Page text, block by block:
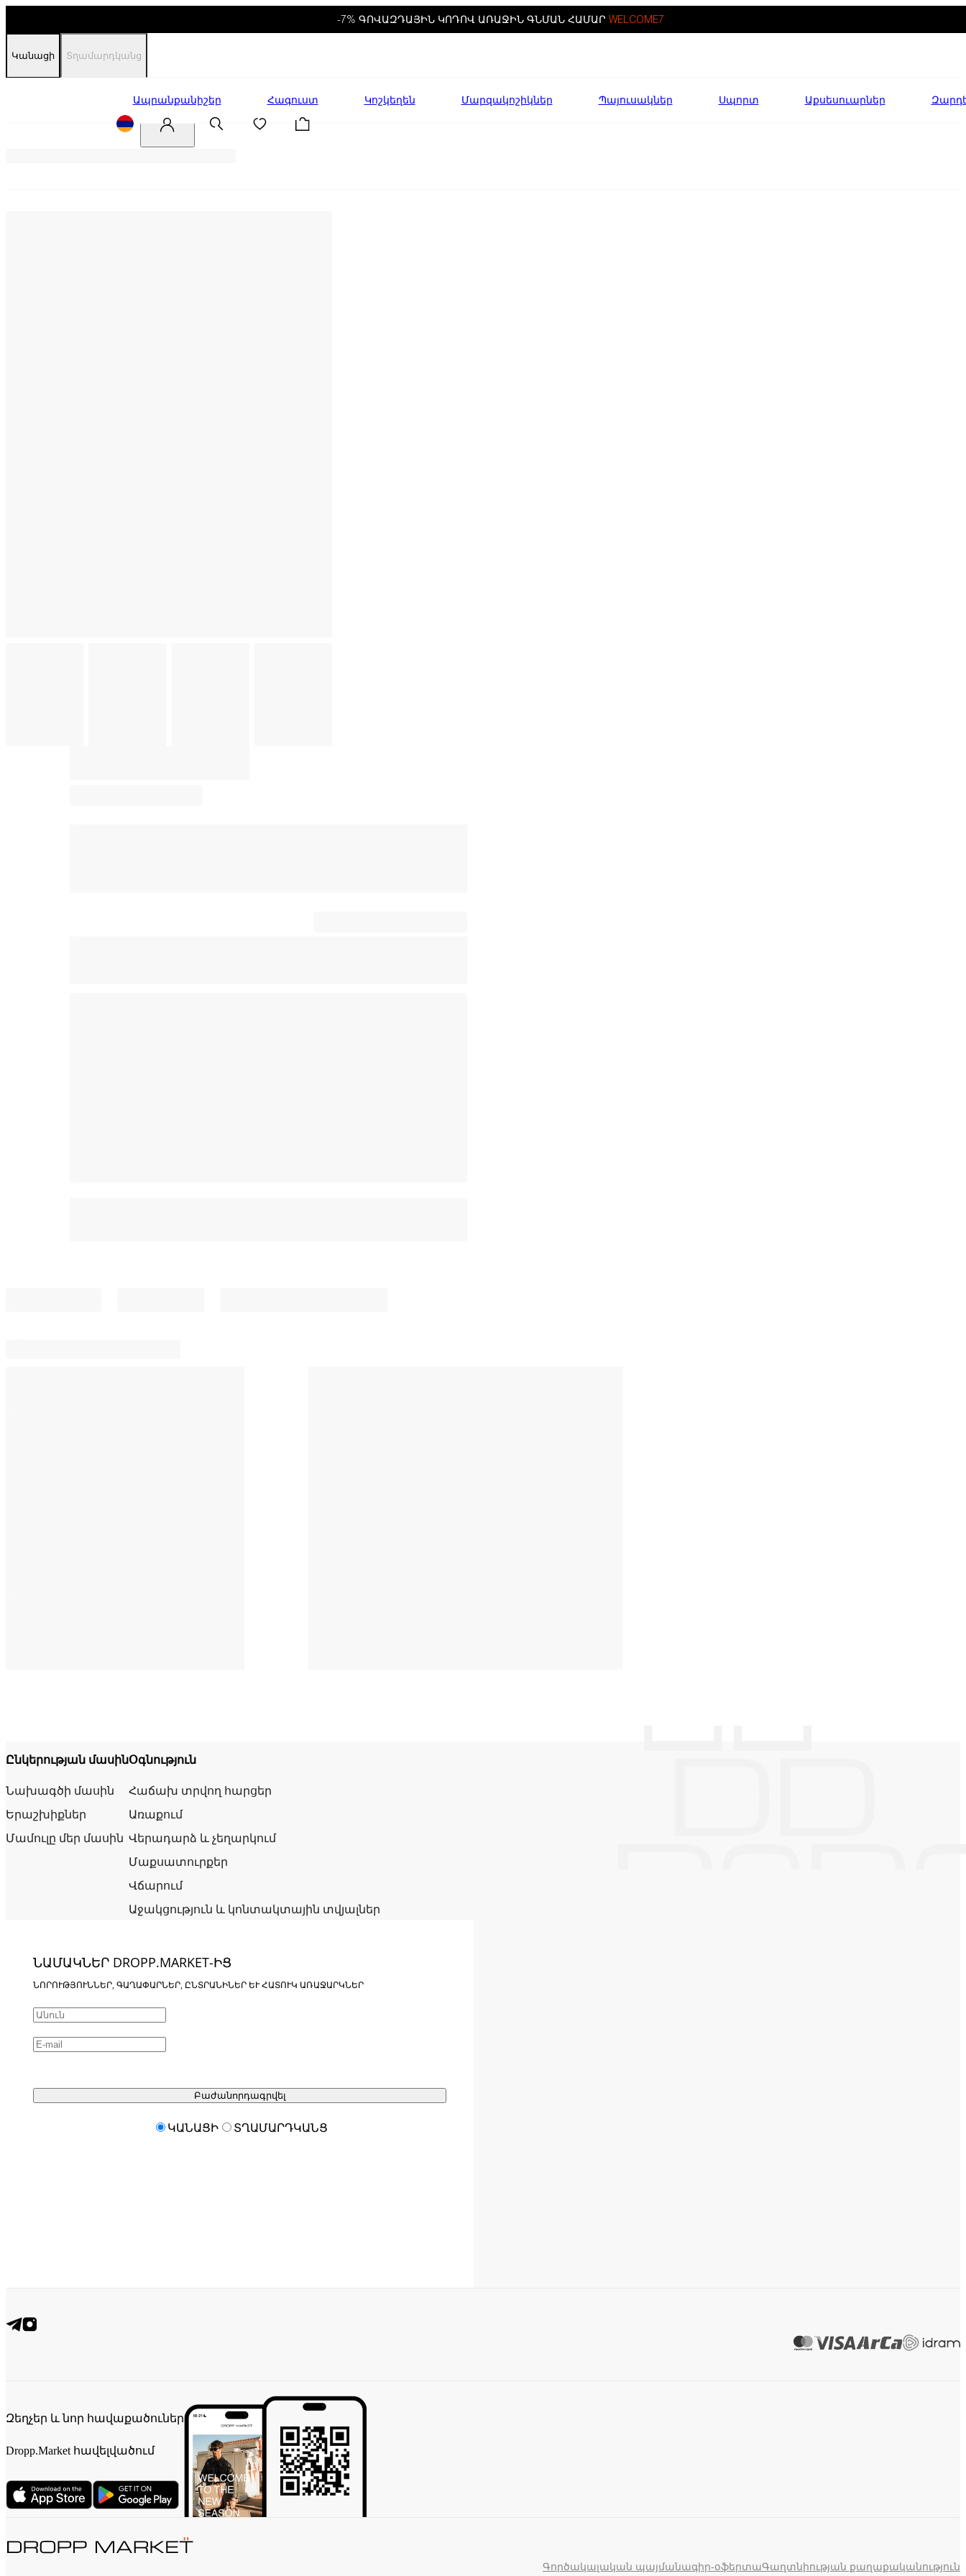
-7% ԳՈՎԱԶԴԱՅԻՆ ԿՈԴՈՎ ԱՌԱՋԻՆ ԳՆՄԱՆ ՀԱՄԱՐ WELCOME7
Կանացի Տղամարդկանց
Ապրանքանիշեր Հագուստ Կոշկեղեն Մարզակոշիկներ Պայուսակներ Սպորտ Աքսեսուարներ
Ընկերության մասին
Նախագծի մասին
Երաշխիքներ
Մամուլը մեր մասին
Օգնություն
Հաճախ տրվող հարցեր
Առաքում
Վերադարձ և չեղարկում
Մաքսատուրքեր
Վճարում
Աջակցություն և կոնտակտային տվյալներ
ՆԱՄԱԿՆԵՐ DROPP.MARKET-ԻՑ
ՆՈՐՈՒԹՅՈՒՆՆԵՐ, ԳԱՂԱՓԱՐՆԵՐ, ԸՆՏՐԱՆԻՆԵՐ ԵՒ ՀԱՏՈՒԿ ԱՌԱՋԱՐԿՆԵՐ
Բաժանորդագրվել
ԿԱՆԱՑԻ ՏՂԱՄԱՐԴԿԱՆՑ
Զեղչեր և նոր հավաքածուներ
Dropp.Market հավելվածում
Գործակալական պայմանագիր-օֆերտաԳաղտնիության քաղաքականություն